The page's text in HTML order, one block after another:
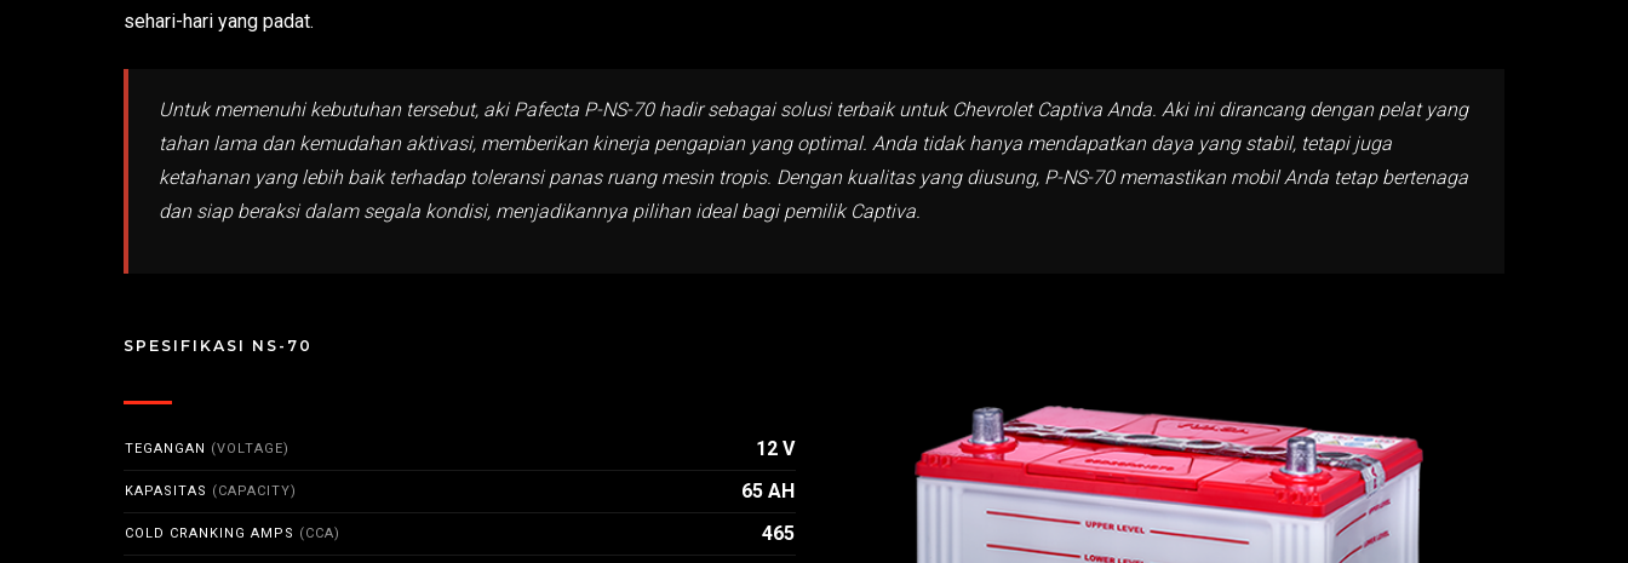
sehari-hari yang padat.
Untuk memenuhi kebutuhan tersebut, aki Pafecta P-NS-70 hadir sebagai solusi terbaik untuk Chevrolet Captiva Anda. Aki ini dirancang dengan pelat yang
tahan lama dan kemudahan aktivasi, memberikan kinerja pengapian yang optimal. Anda tidak hanya mendapatkan daya yang stabil, tetapi juga
ketahanan yang lebih baik terhadap toleransi panas ruang mesin tropis. Dengan kualitas yang diusung, P-NS-70 memastikan mobil Anda tetap bertenaga
dan siap beraksi dalam segala kondisi, menjadikannya pilihan ideal bagi pemilik Captiva.
SPESIFIKASI NS-70
TEGANGAN (VOLTAGE) 12 V
KAPASITAS (CAPACITY) 65 AH
COLD CRANKING AMPS (CCA) 465